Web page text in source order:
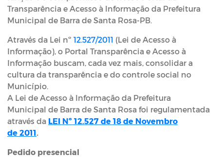
Transparência e Acesso à Informação da Prefeitura
Municipal de Barra de Santa Rosa-PB.
Através da Lei nº 12.527/2011 (Lei de Acesso à
Informação), o Portal Transparência e Acesso à
Informação buscam, cada vez mais, consolidar a
cultura da transparência e do controle social no
Município.
A Lei de Acesso à Informação da Prefeitura
Municipal de Barra de Santa Rosa foi regulamentada
através da LEI Nº 12.527 de 18 de Novembro
de 2011.
Pedido presencial